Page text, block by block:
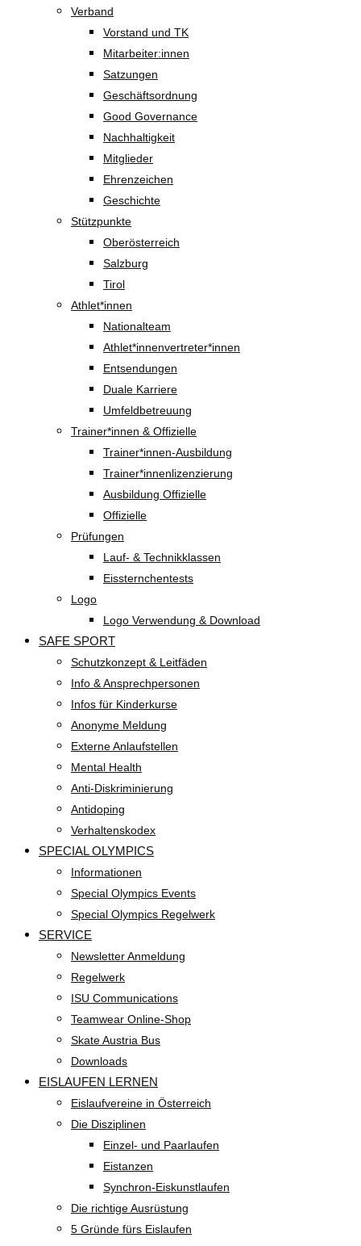
Verband
Vorstand und TK
Mitarbeiter:innen
Satzungen
Geschäftsordnung
Good Governance
Nachhaltigkeit
Mitglieder
Ehrenzeichen
Geschichte
Stützpunkte
Oberösterreich
Salzburg
Tirol
Athlet*innen
Nationalteam
Athlet*innenvertreter*innen
Entsendungen
Duale Karriere
Umfeldbetreuung
Trainer*innen & Offizielle
Trainer*innen-Ausbildung
Trainer*innenlizenzierung
Ausbildung Offizielle
Offizielle
Prüfungen
Lauf- & Technikklassen
Eissternchentests
Logo
Logo Verwendung & Download
SAFE SPORT
Schutzkonzept & Leitfäden
Info & Ansprechpersonen
Infos für Kinderkurse
Anonyme Meldung
Externe Anlaufstellen
Mental Health
Anti-Diskriminierung
Antidoping
Verhaltenskodex
SPECIAL OLYMPICS
Informationen
Special Olympics Events
Special Olympics Regelwerk
SERVICE
Newsletter Anmeldung
Regelwerk
ISU Communications
Teamwear Online-Shop
Skate Austria Bus
Downloads
EISLAUFEN LERNEN
Eislaufvereine in Österreich
Die Disziplinen
Einzel- und Paarlaufen
Eistanzen
Synchron-Eiskunstlaufen
Die richtige Ausrüstung
5 Gründe fürs Eislaufen